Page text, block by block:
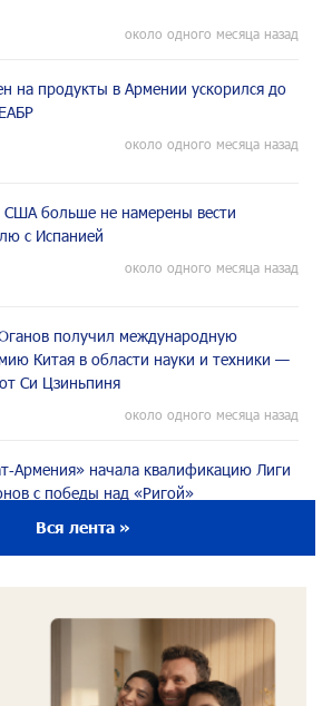
около одного месяца назад
на продукты в Армении ускорился до
около одного месяца назад
больше не намерены вести
с Испанией
около одного месяца назад
получил международную
Китая в области науки и техники —
Си Цзиньпиня
около одного месяца назад
начала квалификацию Лиги
с победы над «Ригой»
около одного месяца назад
морем
около одного месяца назад
Вся лента »